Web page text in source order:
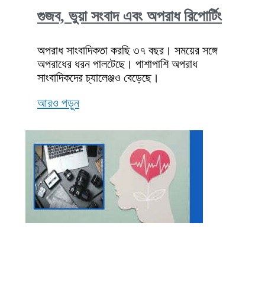
গুজব, ভুয়া সংবাদ এবং অপরাধ রিপোর্টিং
অপরাধ সাংবাদিকতা করছি ৩৭ বছর। সময়ের সঙ্গে
অপরাধের ধরন পালটেছে। পাশাপাশি অপরাধ
সাংবাদিকদের চ্যালেঞ্জও বেড়েছে।
আরও পড়ুন